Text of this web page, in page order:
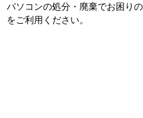
パソコンの処分・廃棄でお困り
をご利用ください。